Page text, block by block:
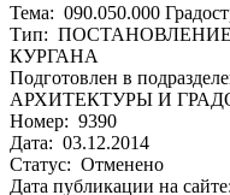
Тема: 090.050.000
Тип:
КУРГАНА
Подготовлен в
АРХИТЕКТУРЫ И
Номер: 9390
Дата: 03.12.2014
Статус: Отменено
Дата публикации на